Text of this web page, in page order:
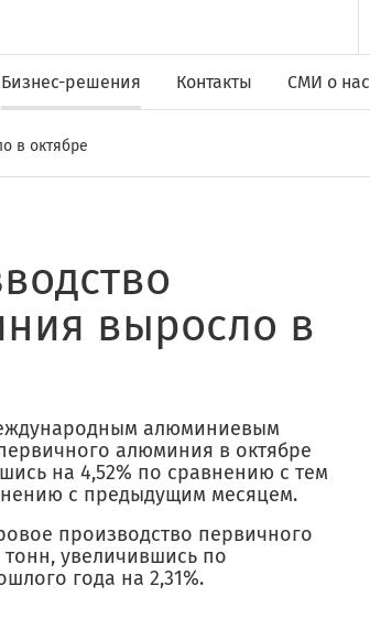
Бизнес-решения Контакты СМИ о нас
в октябре
выросло в
алюминиевым
алюминия в октябре
на 4,52% по сравнению с тем
с предыдущим месяцем.
производство первичного
увеличившись по
года на 2,31%.